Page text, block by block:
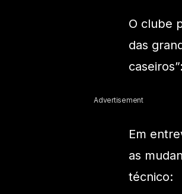
O clube
das
Advertisement
Em
as
técnico: